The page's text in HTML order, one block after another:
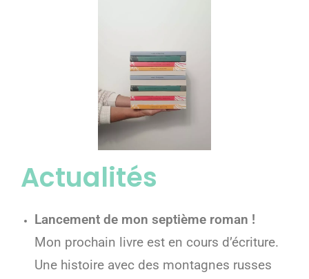
Actualités
Lancement de mon septième roman !
Mon prochain livre est en cours d’écriture.
Une histoire avec des montagnes russes